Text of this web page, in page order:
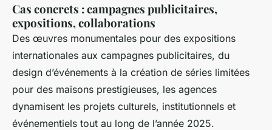
Cas concrets : campagnes publicitaires,
expositions, collaborations
Des œuvres monumentales pour des expositions
internationales aux campagnes publicitaires, du
design d’événements à la création de séries limitées
pour des maisons prestigieuses, les agences
dynamisent les projets culturels, institutionnels et
événementiels tout au long de l’année 2025.